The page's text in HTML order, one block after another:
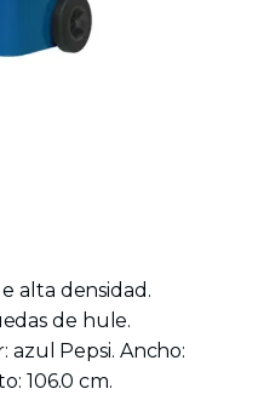
alta densidad.
de hule.
azul Pepsi. Ancho:
106.0 cm.